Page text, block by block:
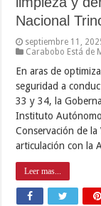
Nacional
septiembre 11,
Carabobo Está de
En aras de
seguridad a
33 y 34, la
Instituto
Conservación de
articulación con la
Leer mas...